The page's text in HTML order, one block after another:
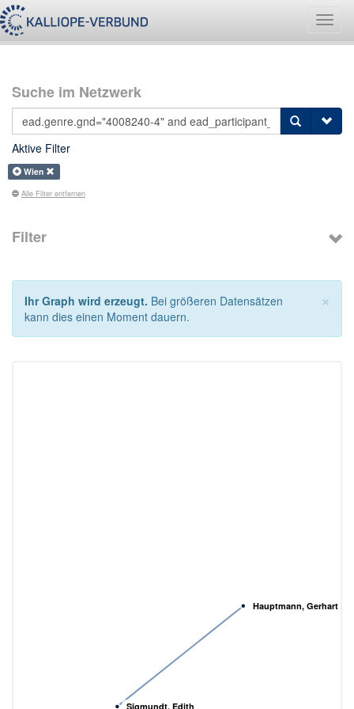
Suche im Netzwerk
Aktive Filter
Wien
Alle Filter entfernen
Filter
×
Ihr Graph wird erzeugt. Bei größeren Datensätzen
kann dies einen Moment dauern.
Sigmundt, Edith
Hauptmann, Gerhart